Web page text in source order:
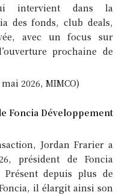
intervient dans la
des fonds, club deals,
avec un focus sur
prochaine de
2026, MIMCO)
Foncia Développement
Jordan Frarier a
président de Foncia
Présent depuis plus de
il élargit ainsi son